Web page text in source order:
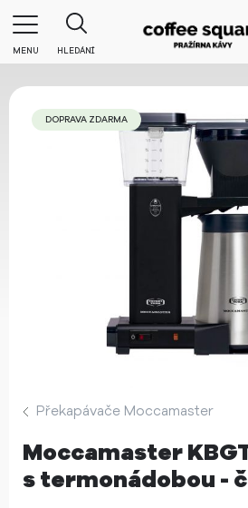
MENU HLEDÁNÍ
DOPRAVA ZDARMA
Překapávače Moccamaster
Moccamaster
s termonádobou -